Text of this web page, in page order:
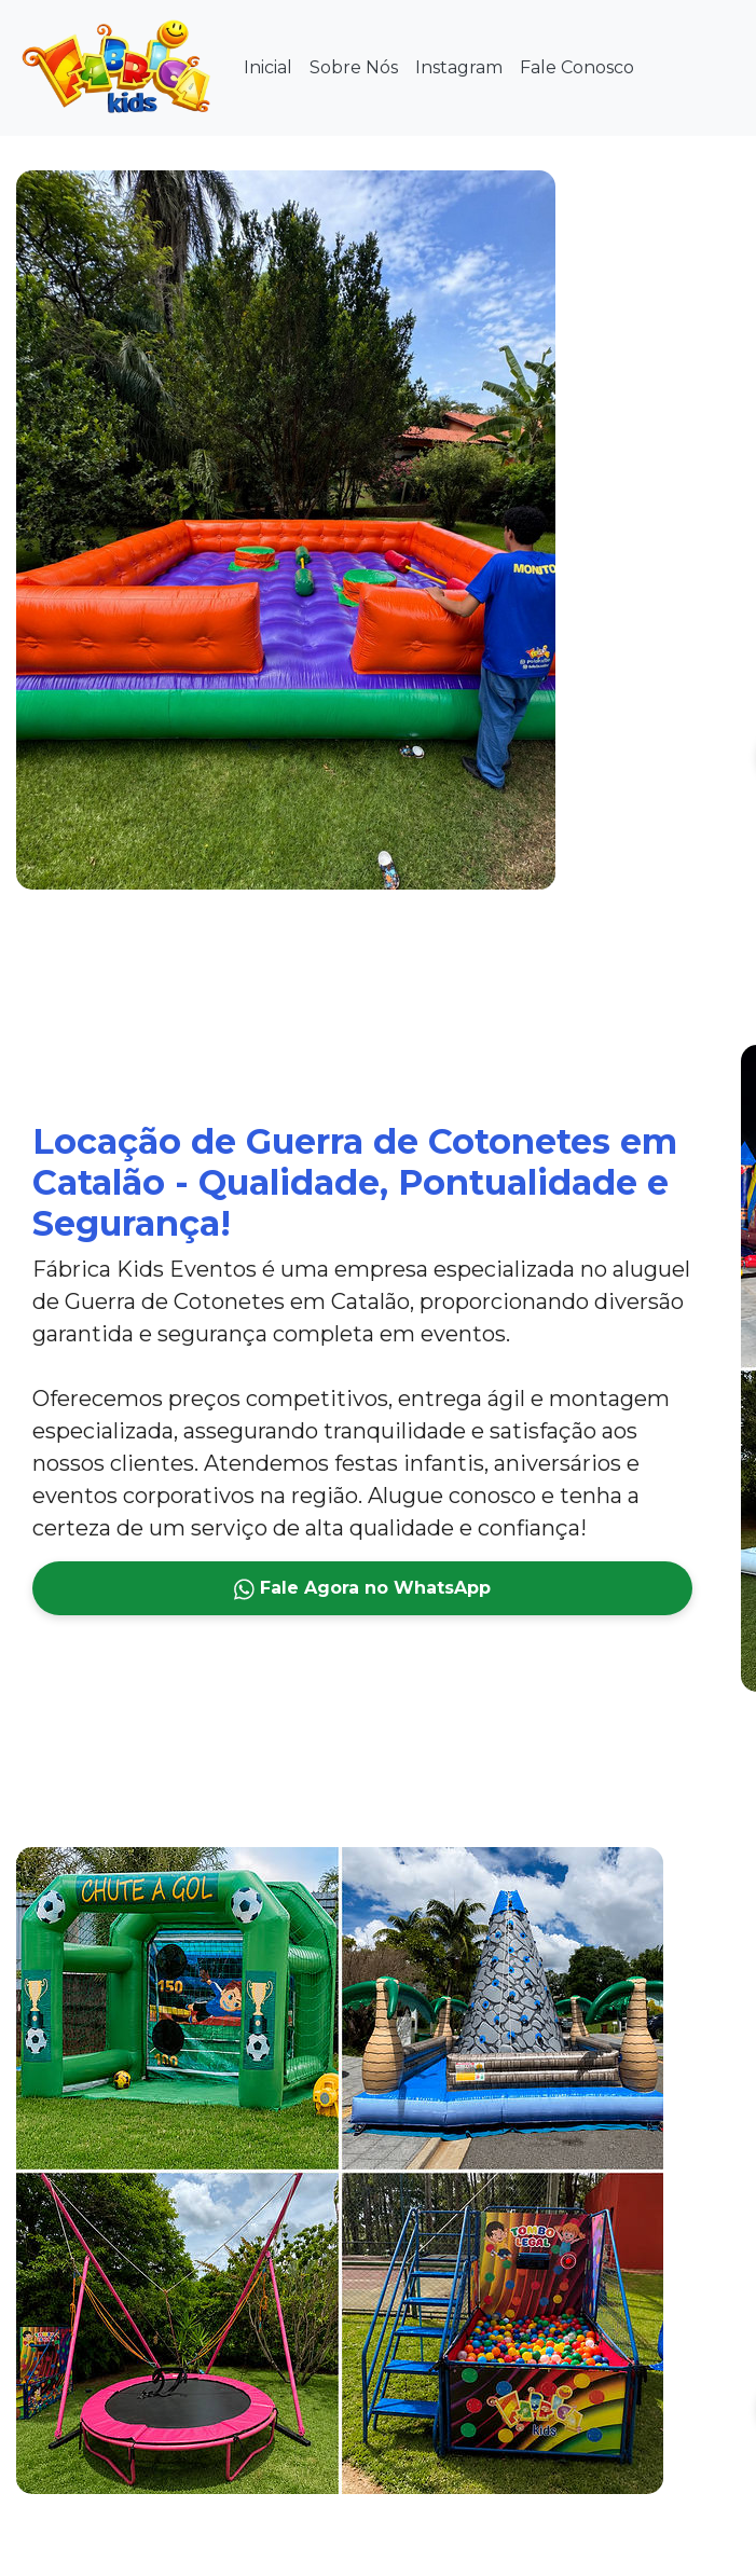
Inicial Sobre Nós Instagram Fale Conosco
Locação de Guerra de Cotonetes em
Catalão - Qualidade, Pontualidade e
Segurança!
Fábrica Kids Eventos é uma empresa especializada no aluguel
de Guerra de Cotonetes em Catalão, proporcionando diversão
garantida e segurança completa em eventos.
Oferecemos preços competitivos, entrega ágil e montagem
especializada, assegurando tranquilidade e satisfação aos
nossos clientes. Atendemos festas infantis, aniversários e
eventos corporativos na região. Alugue conosco e tenha a
certeza de um serviço de alta qualidade e confiança!
Fale Agora no WhatsApp